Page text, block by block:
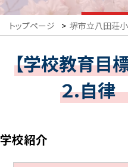
トップページ > 堺市立八田荘
【学校教育
２.自
学校紹介